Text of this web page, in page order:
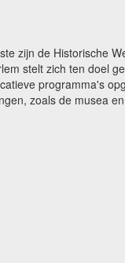
zijn de Historische
stelt zich ten doel
programma's
zoals de musea